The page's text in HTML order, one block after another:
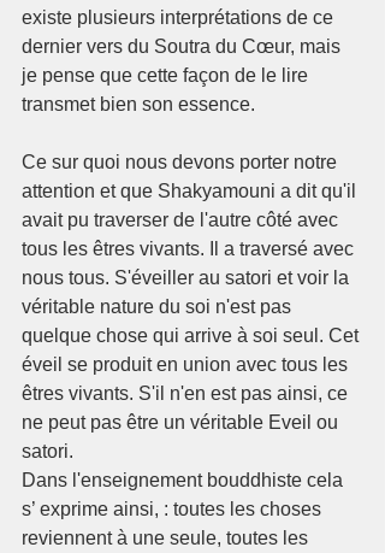
existe plusieurs interprétations de ce
dernier vers du Soutra du Cœur, mais
je pense que cette façon de le lire
transmet bien son essence.
Ce sur quoi nous devons porter notre
attention et que Shakyamouni a dit qu'il
avait pu traverser de l'autre côté avec
tous les êtres vivants. Il a traversé avec
nous tous. S'éveiller au satori et voir la
véritable nature du soi n'est pas
quelque chose qui arrive à soi seul. Cet
éveil se produit en union avec tous les
êtres vivants. S'il n'en est pas ainsi, ce
ne peut pas être un véritable Eveil ou
satori.
Dans l'enseignement bouddhiste cela
s’ exprime ainsi, : toutes les choses
reviennent à une seule, toutes les